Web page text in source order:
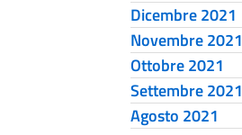
Dicembre 2021
Novembre 2021
Ottobre 2021
Settembre 2021
Agosto 2021